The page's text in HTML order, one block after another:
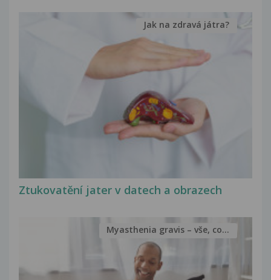
Ztukovatění jater v datech a obrazech
Jak na zdravá játra?
Myasthenia gravis – vše, co...